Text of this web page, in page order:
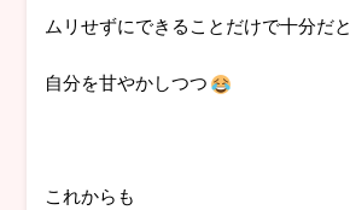
ムリせずにできることだけで十分だと
自分を甘やかしつつ
これからも